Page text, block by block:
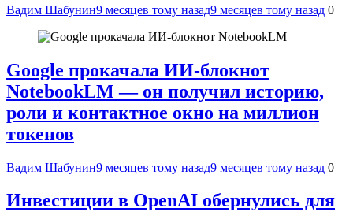
Вадим Шабунин9 месяцев тому назад9 месяцев тому назад 0
Google прокачала ИИ-блокнот
NotebookLM — он получил историю,
роли и контактное окно на миллион
токенов
Вадим Шабунин9 месяцев тому назад9 месяцев тому назад 0
Инвестиции в OpenAI обернулись для